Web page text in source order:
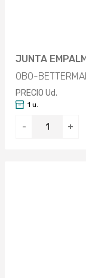
JUNTA
OBO-
PRECIO Ud.
- +
1 u.